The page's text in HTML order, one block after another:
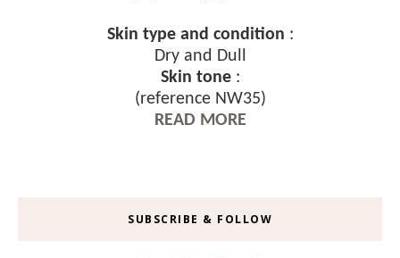
Skin type and condition :
Dry and Dull
Skin tone:
(reference NW35)
READ MORE
SUBSCRIBE & FOLLOW